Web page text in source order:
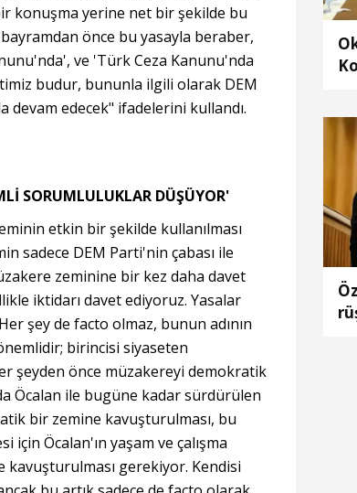
konuşma yerine net bir şekilde bu
önce bu yasayla beraber,
ve 'Türk Ceza Kanunu'nda
budur, bununla ilgili olarak DEM
devam edecek" ifadelerini kullandı.
SORUMLULUKLAR DÜŞÜYOR'
etkin bir şekilde kullanılması
sadece DEM Parti'nin çabası ile
zeminine bir kez daha davet
iktidarı davet ediyoruz. Yasalar
şey de facto olmaz, bunun adının
birincisi siyaseten
şeyden önce müzakereyi demokratik
Öcalan ile bugüne kadar sürdürülen
bir zemine kavuşturulması, bu
için Öcalan'ın yaşam ve çalışma
kavuşturulması gerekiyor. Kendisi